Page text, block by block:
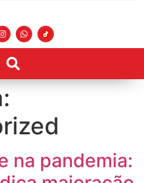
na pandemia: